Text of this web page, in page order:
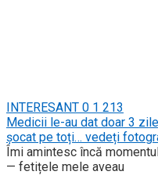
INTERESANT 0 1 213
Medicii le-au dat doar 3
șocat pe toți… vedeți
Îmi amintesc încă
— fetițele mele aveau